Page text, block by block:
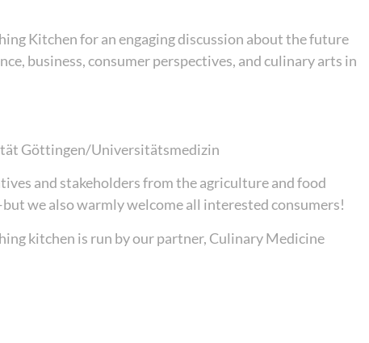
Kitchen for an engaging discussion about the future
business, consumer perspectives, and culinary arts in
Göttingen/Universitätsmedizin
and stakeholders from the agriculture and food
we also warmly welcome all interested consumers!
kitchen is run by our partner, Culinary Medicine